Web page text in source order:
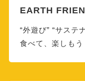
EARTH
“外遊び” “サステ
食べて、楽しもう